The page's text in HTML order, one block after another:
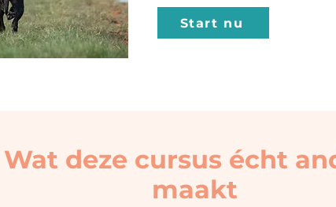
Start nu
Wat deze cursus écht
maakt